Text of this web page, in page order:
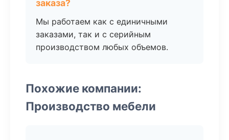
заказа?
Мы работаем как с единичными
заказами, так и с серийным
производством любых объемов.
Похожие компании:
Производство мебели